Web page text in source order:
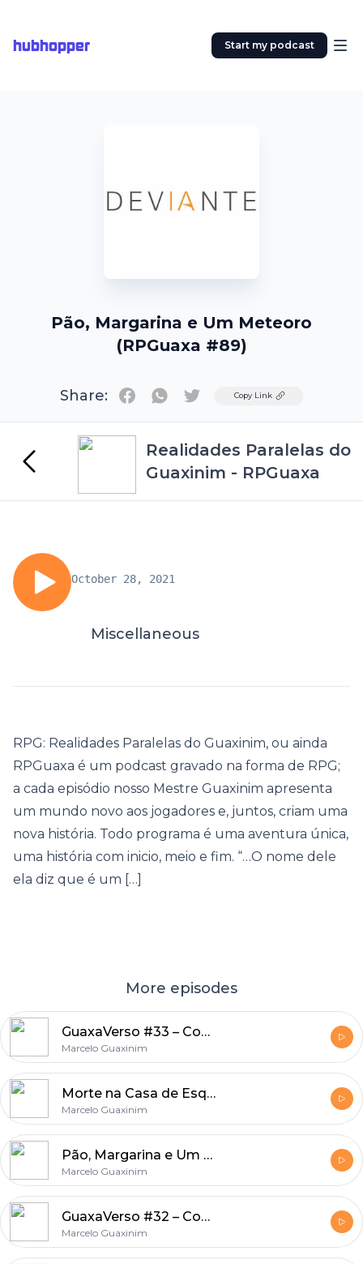
hubhopper Start my podcast
Pão, Margarina e Um Meteoro
(RPGuaxa #89)
Share: TwitterCopy Link
Realidades Paralelas do
Guaxinim - RPGuaxa
October 28, 2021
Miscellaneous
RPG: Realidades Paralelas do Guaxinim, ou ainda
RPGuaxa é um podcast gravado na forma de RPG;
a cada episódio nosso Mestre Guaxinim apresenta
um mundo novo aos jogadores e, juntos, criam uma
nova história. Todo programa é uma aventura única,
uma história com inicio, meio e fim. “…O nome dele
ela diz que é um […]
More episodes
GuaxaVerso #33 – Comentários sobre o RPGuaxa #89!
Marcelo Guaxinim
Morte na Casa de Esqui (RPGuaxa #90) #CSIcast #InvadindoOSpin
Marcelo Guaxinim
Pão, Margarina e Um Meteoro (RPGuaxa #89)
Marcelo Guaxinim
GuaxaVerso #32 – Comentários sobre o RPGuaxa #88!
Marcelo Guaxinim